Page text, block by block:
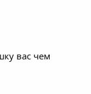
вас чем